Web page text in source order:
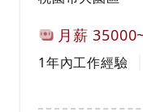
月薪
1年內工作經驗